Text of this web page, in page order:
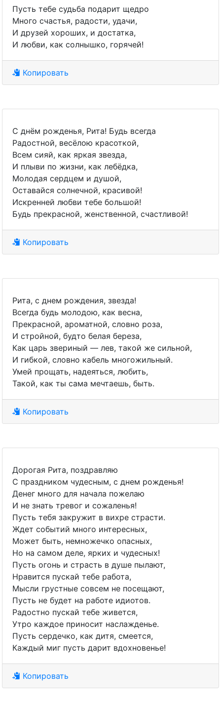
Пусть тебе судьба подарит щедро
Много счастья, радости, удачи,
И друзей хороших, и достатка,
И любви, как солнышко, горячей!
Копировать
С днём рожденья, Рита! Будь всегда
Радостной, весёлою красоткой,
Всем сияй, как яркая звезда,
И плыви по жизни, как лебёдка,
Молодая сердцем и душой,
Оставайся солнечной, красивой!
Искренней любви тебе большой!
Будь прекрасной, женственной, счастливой!
Копировать
Рита, с днем рождения, звезда!
Всегда будь молодою, как весна,
Прекрасной, ароматной, словно роза,
И стройной, будто белая береза,
Как царь звериный — лев, такой же сильной,
И гибкой, словно кабель многожильный.
Умей прощать, надеяться, любить,
Такой, как ты сама мечтаешь, быть.
Копировать
Дорогая Рита, поздравляю
С праздником чудесным, с днем рожденья!
Денег много для начала пожелаю
И не знать тревог и сожаленья!
Пусть тебя закружит в вихре страсти.
Ждет событий много интересных,
Может быть, немножечко опасных,
Но на самом деле, ярких и чудесных!
Пусть огонь и страсть в душе пылают,
Нравится пускай тебе работа,
Мысли грустные совсем не посещают,
Пусть не будет на работе идиотов.
Радостно пускай тебе живется,
Утро каждое приносит наслажденье.
Пусть сердечко, как дитя, смеется,
Каждый миг пусть дарит вдохновенье!
Копировать